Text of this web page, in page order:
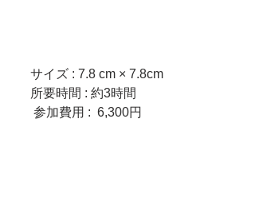
サイズ : 7.8 cm × 7.8cm
     所要時間 : 約3時間
参加費用 :  6,300円